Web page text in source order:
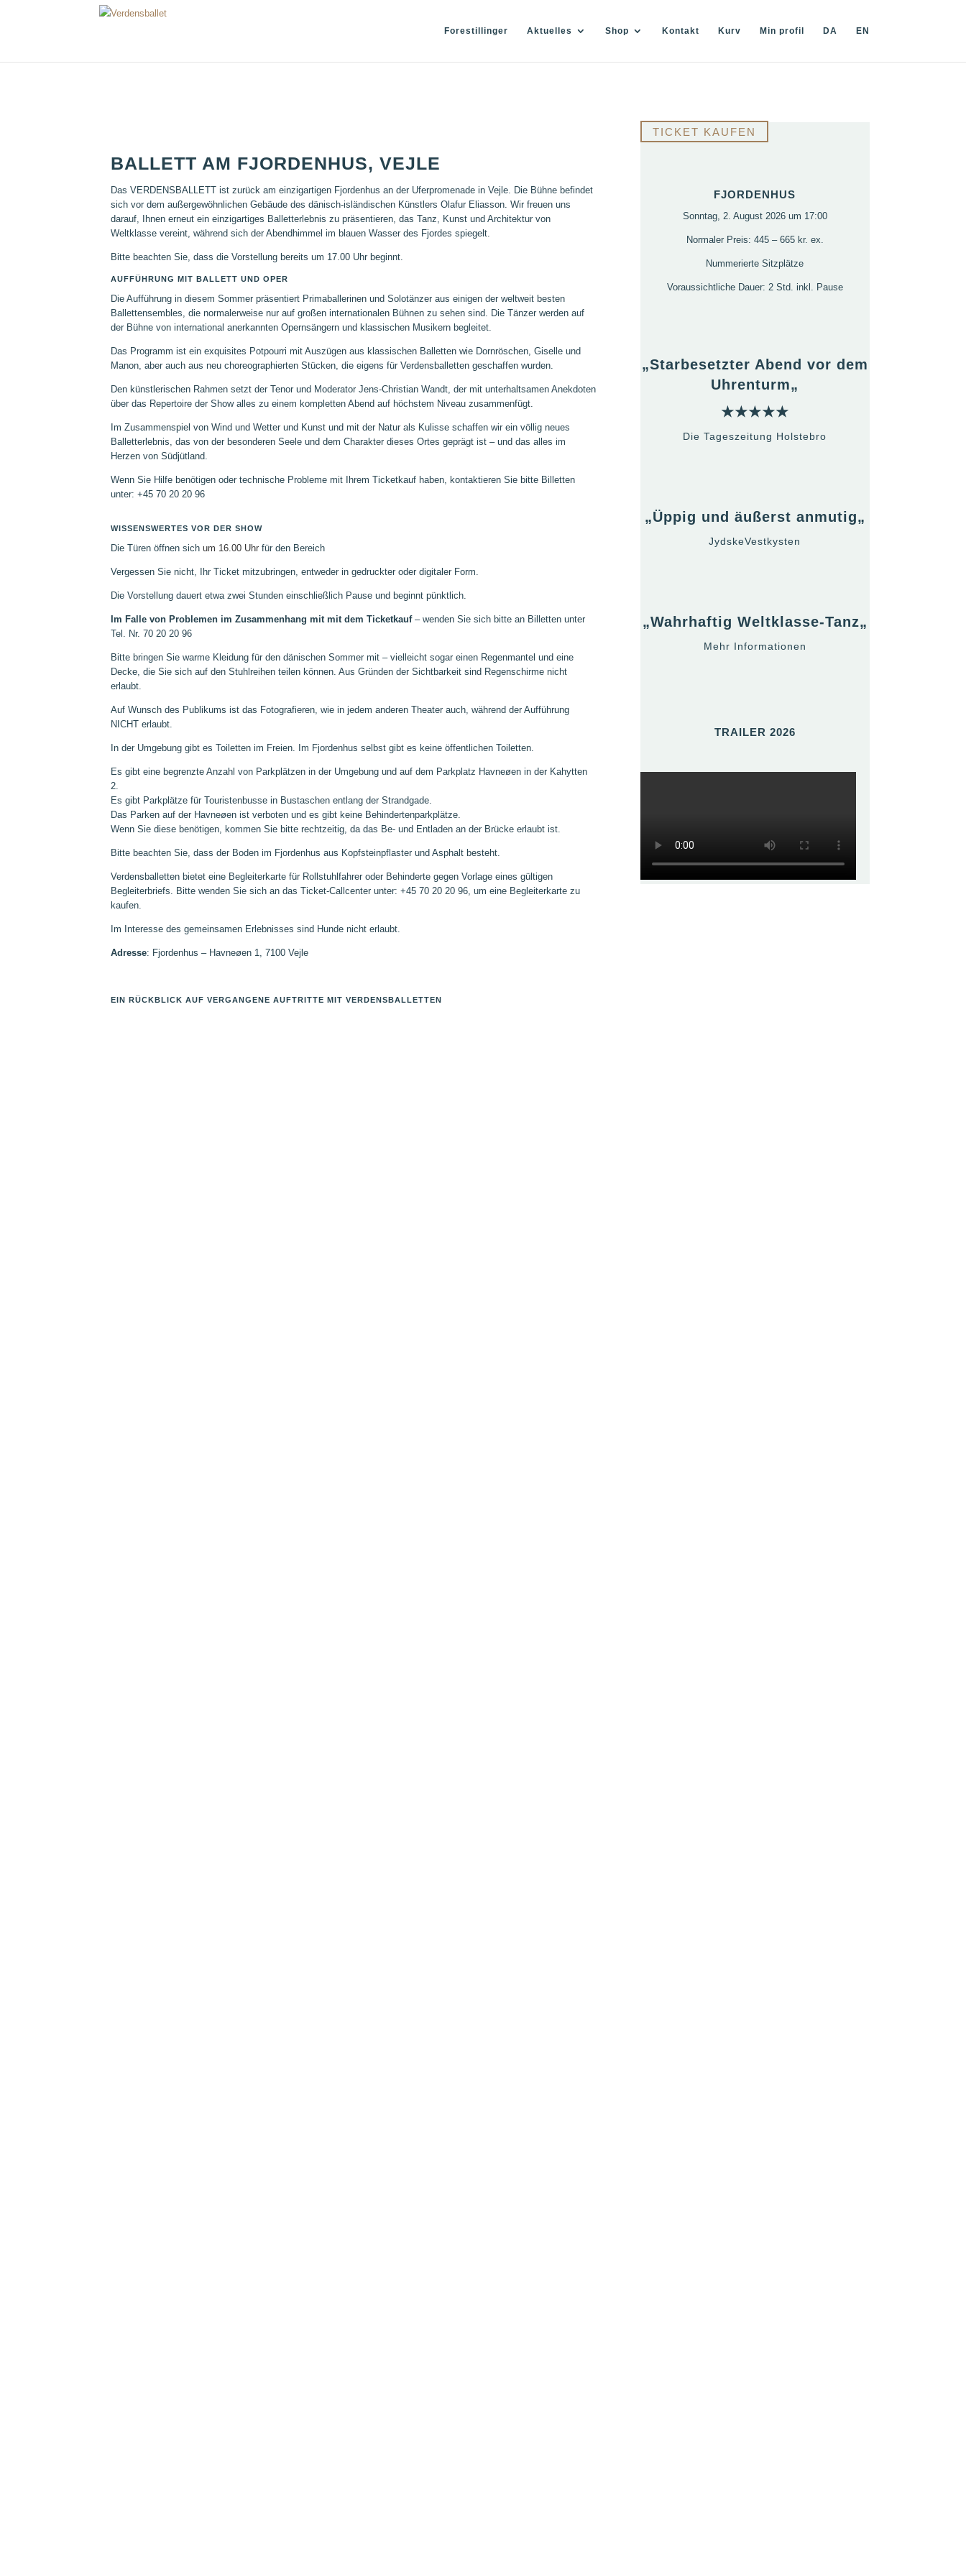
Forestillinger Aktuelles Shop Kontakt Kurv Min profil DA EN
BALLETT AM FJORDENHUS, VEJLE
Das VERDENSBALLETT ist zurück am einzigartigen Fjordenhus an der Uferpromenade in Vejle. Die Bühne befindet
sich vor dem außergewöhnlichen Gebäude des dänisch-isländischen Künstlers Olafur Eliasson. Wir freuen uns
darauf, Ihnen erneut ein einzigartiges Balletterlebnis zu präsentieren, das Tanz, Kunst und Architektur von
Weltklasse vereint, während sich der Abendhimmel im blauen Wasser des Fjordes spiegelt.
Bitte beachten Sie, dass die Vorstellung bereits um 17.00 Uhr beginnt.
AUFFÜHRUNG MIT BALLETT UND OPER
Die Aufführung in diesem Sommer präsentiert Primaballerinen und Solotänzer aus einigen derweltweit besten
Ballettensembles, die normalerweise nur auf großen internationalen Bühnen zu sehen sind. Die Tänzer werden auf
der Bühne von international anerkannten Opernsängern und klassischen Musikern begleitet.
Das Programm ist ein exquisites Potpourri mit Auszügen aus klassischen Balletten wie Dornröschen, Giselle und
Manon, aber auch aus neu choreographierten Stücken, die eigens für Verdensballetten geschaffen wurden.
Den künstlerischen Rahmen setzt der Tenor und Moderator Jens-Christian Wandt, der mit unterhaltsamen Anekdoten
über das Repertoire der Show alles zu einem kompletten Abend auf höchstem Niveau zusammenfügt.
Im Zusammenspiel von Wind und Wetter und Kunst und mit der Natur als Kulisse schaffen wir ein völlig neues
Balletterlebnis, das von der besonderen Seele und dem Charakter dieses Ortes geprägt ist – und das alles im
Herzen von Südjütland.
Wenn Sie Hilfe benötigen oder technische Probleme mit Ihrem Ticketkauf haben, kontaktieren Sie bitte Billetten
unter: +45 70 20 20 96
WISSENSWERTES VOR DER SHOW
Die Türen öffnen sich um 16.00 Uhr für den Bereich
Vergessen Sie nicht, Ihr Ticket mitzubringen, entweder in gedruckter oder digitaler Form.
Die Vorstellung dauert etwa zwei Stunden einschließlich Pause und beginnt pünktlich.
Im Falle von Problemen im Zusammenhang mit mit dem Ticketkauf– wenden Sie sich bitte an Billetten unter
Tel. Nr. 70 20 20 96
Bitte bringen Sie warme Kleidung für den dänischen Sommer mit – vielleicht sogar einen Regenmantel und eine
Decke, die Sie sich auf den Stuhlreihen teilen können. Aus Gründen der Sichtbarkeit sind Regenschirme nicht
erlaubt.
Auf Wunsch des Publikums ist das Fotografieren, wie in jedem anderen Theater auch, während der Aufführung
NICHT erlaubt.
In der Umgebung gibt es Toiletten im Freien . Im Fjordenhus selbst gibt es keine öffentlichen Toiletten.
Es gibt eine begrenzte Anzahl von Parkplätzen in der Umgebung und auf dem Parkplatz Havneøen in der Kahytten
2.
Es gibt Parkplätze für Touristenbusse in Bustaschen entlang der Strandgade.
Das Parken auf der Havneøen ist verboten und es gibt keine Behindertenparkplätze.
Wenn Sie diese benötigen, kommen Sie bitte rechtzeitig, da das Be- und Entladen an der Brücke erlaubt ist.
Bitte beachten Sie, dass der Boden im Fjordenhus aus Kopfsteinpflaster und Asphalt besteht.
Verdensballetten bietet eine Begleiterkarte für Rollstuhlfahrer oder Behinderte gegen Vorlage eines gültigen
Begleiterbriefs. Bitte wenden Sie sich an das Ticket-Callcenter unter: +45 70 20 20 96, um eine Begleiterkarte zu
kaufen.
Im Interesse des gemeinsamen Erlebnisses sind Hunde nicht erlaubt.
Adresse: Fjordenhus – Havneøen 1, 7100 Vejle
EIN RÜCKBLICK AUF VERGANGENE AUFTRITTE MIT VERDENSBALLETTEN
TICKET KAUFEN
FJORDENHUS
Sonntag, 2. August 2026 um 17:00
Normaler Preis: 445 – 665 kr. ex.
Nummerierte Sitzplätze
Voraussichtliche Dauer: 2 Std. inkl. Pause
„Starbesetzter Abend vor dem
Uhrenturm„
★★★★★
Die Tageszeitung Holstebro
„Üppig und äußerst anmutig„
JydskeVestkysten
„Wahrhaftig Weltklasse-Tanz„
Mehr Informationen
TRAILER 2026